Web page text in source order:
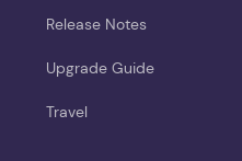
Release Notes
Upgrade Guide
Travel